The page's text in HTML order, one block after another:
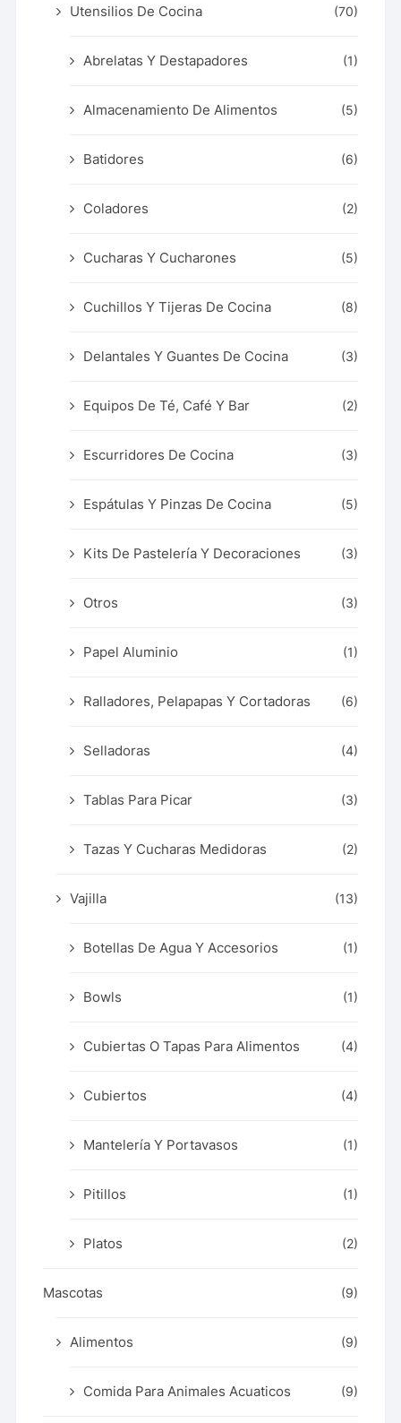
Utensilios De Cocina (70)
Abrelatas Y Destapadores (1)
Almacenamiento De Alimentos (5)
Batidores (6)
Coladores (2)
Cucharas Y Cucharones (5)
Cuchillos Y Tijeras De Cocina (8)
Delantales Y Guantes De Cocina (3)
Equipos De Té, Café Y Bar (2)
Escurridores De Cocina (3)
Espátulas Y Pinzas De Cocina (5)
Kits De Pastelería Y Decoraciones (3)
Otros (3)
Papel Aluminio (1)
Ralladores, Pelapapas Y Cortadoras (6)
Selladoras (4)
Tablas Para Picar (3)
Tazas Y Cucharas Medidoras (2)
Vajilla (13)
Botellas De Agua Y Accesorios (1)
Bowls (1)
Cubiertas O Tapas Para Alimentos (4)
Cubiertos (4)
Mantelería Y Portavasos (1)
Pitillos (1)
Platos (2)
Mascotas (9)
Alimentos (9)
Comida Para Animales Acuaticos (9)